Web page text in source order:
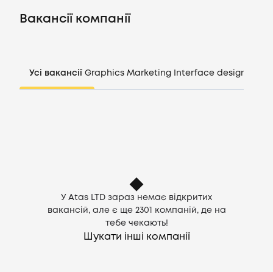
Вакансії компанії
Усі вакансії Graphics Marketing Interface design
У Atas LTD зараз немає відкритих
вакансій, але є ще 2301
компаній, де на
тебе чекають!
Шукати інші компанії